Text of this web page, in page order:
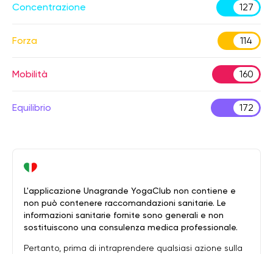
Concentrazione 127
Forza 114
Mobilità 160
Equilibrio 172
L'applicazione Unagrande YogaClub non contiene e
non può contenere raccomandazioni sanitarie. Le
informazioni sanitarie fornite sono generali e non
sostituiscono una consulenza medica professionale.
Pertanto, prima di intraprendere qualsiasi azione sulla